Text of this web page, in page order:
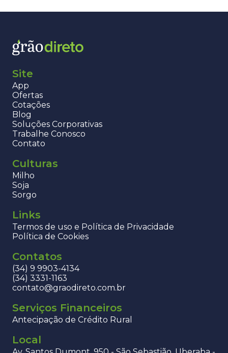
Site
App
Ofertas
Cotações
Blog
Soluções Corporativas
Trabalhe Conosco
Contato
Culturas
Milho
Soja
Sorgo
Links
Termos de uso e Política de Privacidade
Política de Cookies
Contatos
(34) 9 9903-4134
(34) 3331-1163
contato@graodireto.com.br
Serviços Financeiros
Antecipação de Crédito Rural
Local